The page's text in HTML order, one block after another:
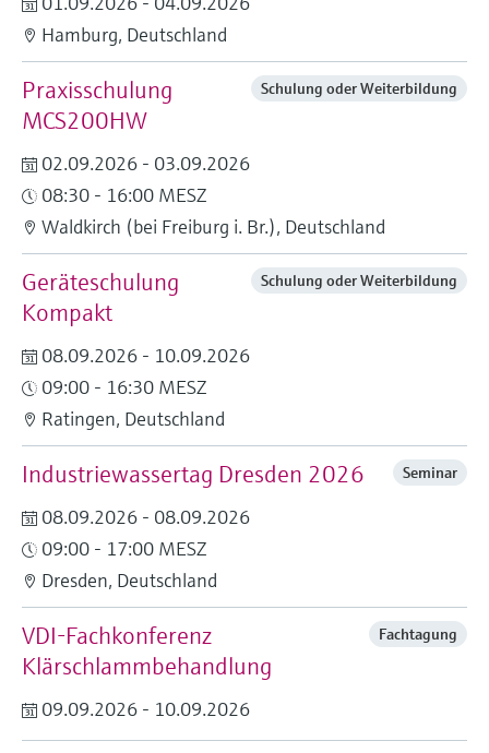
Device Viewer
Produktspezifische Informationen und
Dokumente finden
Ersatzteile anhand von Produktwurzel,
Bestellcode oder Seriennummer finden
Füllstandsmessung
Füllstandsmessung Druck
Alle ansehen
Analysatoren für Härte, Eisen,
Aluminium & Chromat
Prozessphotometer
Mikrowellentransmission
Memosens-Technologie
Alle ansehen
Hamburg, Deutschland
Praxisschulung
MCS200HW
Schulung oder Weiterbildung
02.09.2026 - 03.09.2026
08:30 - 16:00 MESZ
Waldkirch (bei Freiburg i. Br.), Deutschland
Geräteschulung
Kompakt
Schulung oder Weiterbildung
08.09.2026 - 10.09.2026
09:00 - 16:30 MESZ
Ratingen, Deutschland
Industriewassertag Dresden 2026 Seminar
08.09.2026 - 08.09.2026
09:00 - 17:00 MESZ
Dresden, Deutschland
VDI-Fachkonferenz
Klärschlammbehandlung
Fachtagung
09.09.2026 - 10.09.2026